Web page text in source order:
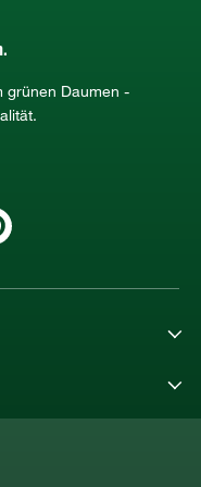
grünen Daumen -